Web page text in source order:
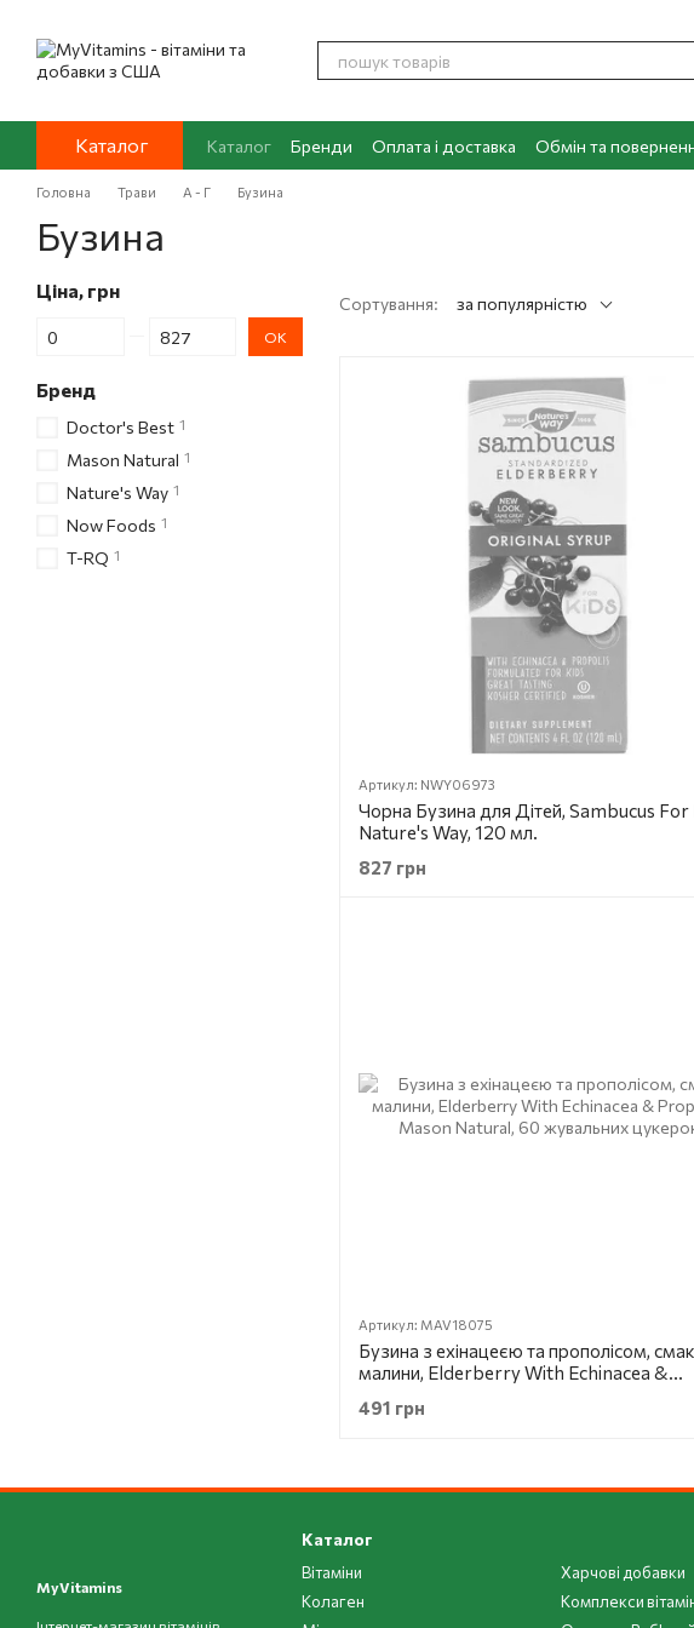
Каталог Каталог Бренди Оплата і доставка Обмін та
Контакти
Про нас Блог
Головна Трави А - Г Бузина
Бузина
Сортування: за популярністю
Артикул: NWY06973
Чорна Бузина для Дітей, Sambucus For
Nature's Way, 120 мл.
827 грн
Артикул: MAV18075
Бузина з ехінацеєю та прополісом, смак
малини, Elderberry With Echinacea &
цукерок
491 грн
Ціна, грн
ОК
Бренд
Doctor's Best 1
Mason Natural 1
Nature's Way 1
Now Foods 1
T-RQ 1
MyVitamins
Каталог
Вітаміни
Колаген
Харчові добавки
Комплекси